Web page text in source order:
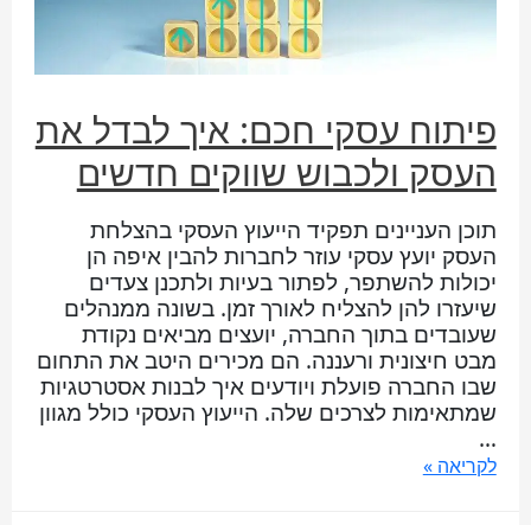
פיתוח עסקי חכם: איך לבדל את
העסק ולכבוש שווקים חדשים
תוכן העניינים תפקיד הייעוץ העסקי בהצלחת
העסק יועץ עסקי עוזר לחברות להבין איפה הן
יכולות להשתפר, לפתור בעיות ולתכנן צעדים
שיעזרו להן להצליח לאורך זמן. בשונה ממנהלים
שעובדים בתוך החברה, יועצים מביאים נקודת
מבט חיצונית ורעננה. הם מכירים היטב את התחום
שבו החברה פועלת ויודעים איך לבנות אסטרטגיות
שמתאימות לצרכים שלה. הייעוץ העסקי כולל מגוון
…
לקריאה »